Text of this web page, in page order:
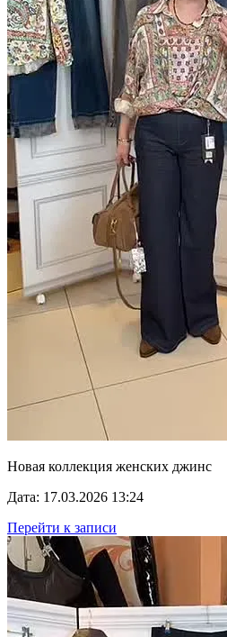
Новая коллекция женских джинс
Дата: 17.03.2026 13:24
Перейти к записи